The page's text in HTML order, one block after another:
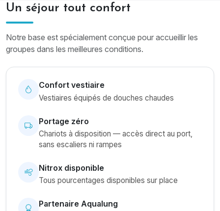
Un séjour tout confort
Notre base est spécialement conçue pour accueillir les
groupes dans les meilleures conditions.
Confort vestiaire
Vestiaires équipés de douches chaudes
Portage zéro
Chariots à disposition — accès direct au port,
sans escaliers ni rampes
Nitrox disponible
Tous pourcentages disponibles sur place
Partenaire Aqualung